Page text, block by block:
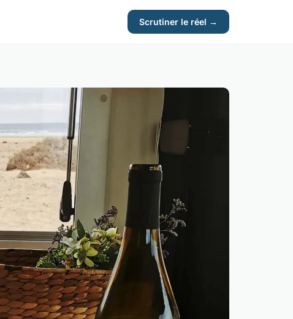
Scrutiner le réel →